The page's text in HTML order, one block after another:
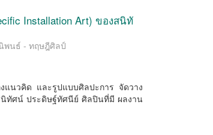
Installation Art) ของสนิทั
พนธ์ - ทฤษฎีศิลป์
แนวคิด และรูปแบบศิลปะการ จัดวาง
นิทัศน์ ประดิษฐ์ทัศนีย์ ศิลปินที่มี ผลงาน